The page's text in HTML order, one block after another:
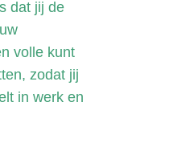
dat jij de
volle kunt
zodat jij
in werk en